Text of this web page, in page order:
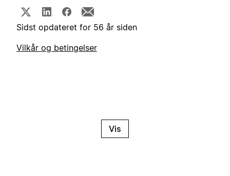
Sidst opdateret for 56 år siden
Vilkår og betingelser
Vis